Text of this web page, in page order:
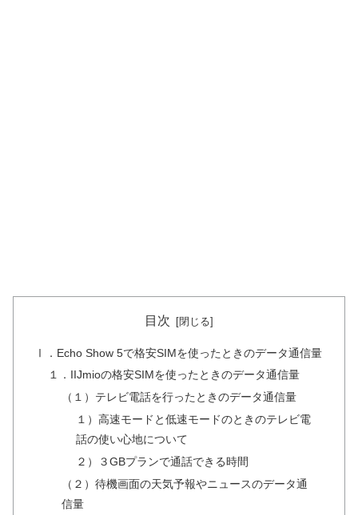
目次
Ⅰ．Echo Show 5で格安SIMを使ったときのデータ通信量
１．IIJmioの格安SIMを使ったときのデータ通信量
（１）テレビ電話を行ったときのデータ通信量
１）高速モードと低速モードのときのテレビ電
話の使い心地について
２）３GBプランで通話できる時間
（２）待機画面の天気予報やニュースのデータ通
信量